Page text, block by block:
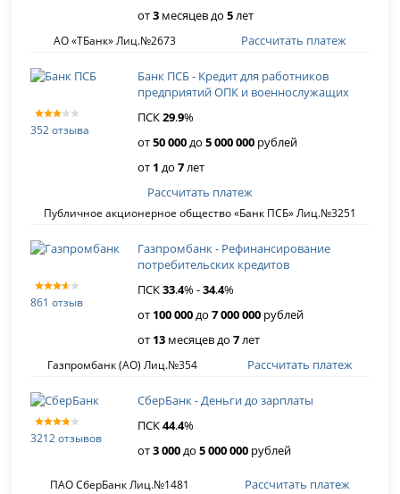
от3 месяцев до5лет
АО «ТБанк» Лиц.№2673 Рассчитать платеж
352 отзыва
Банк ПСБ - Кредит для работников
предприятий ОПК и военнослужащих
ПСК29.9%
от50 000до5 000 000 рублей
от 1 до7лет
Публичное акционерное общество «Банк ПСБ» Лиц.№3251
Рассчитать платеж
861 отзыв
Газпромбанк - Рефинансирование
потребительских кредитов
ПСК33.4% -34.4%
от 100 000до7 000 000 рублей
от 13 месяцев до7лет
Газпромбанк (АО) Лиц.№354 Рассчитать платеж
3212 отзывов
СберБанк - Деньги до зарплаты
ПСК44.4%
от3 000до5 000 000 рублей
ПАО СберБанк Лиц.№1481 Рассчитать платеж